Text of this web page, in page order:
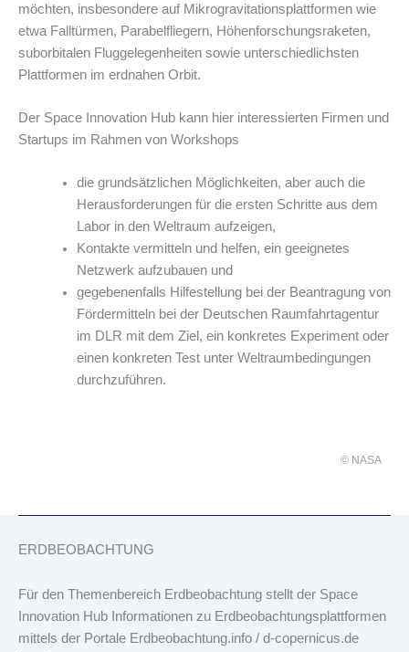
möchten, insbesondere auf Mikrogravitationsplattformen wie
etwa Falltürmen, Parabelfliegern, Höhenforschungsraketen,
suborbitalen Fluggelegenheiten sowie unterschiedlichsten
Plattformen im erdnahen Orbit.
Der Space Innovation Hub kann hier interessierten Firmen und
Startups im Rahmen von Workshops
die grundsätzlichen Möglichkeiten, aber auch die
Herausforderungen für die ersten Schritte aus dem
Labor in den Weltraum aufzeigen,
Kontakte vermitteln und helfen, ein geeignetes
Netzwerk aufzubauen und
gegebenenfalls Hilfestellung bei der Beantragung von
Fördermitteln bei der Deutschen Raumfahrtagentur
im DLR mit dem Ziel, ein konkretes Experiment oder
einen konkreten Test unter Weltraumbedingungen
durchzuführen.
© NASA
ERDBEOBACHTUNG
Für den Themenbereich Erdbeobachtung stellt der Space
Innovation Hub Informationen zu Erdbeobachtungsplattformen
mittels der Portale Erdbeobachtung.info / d-copernicus.de